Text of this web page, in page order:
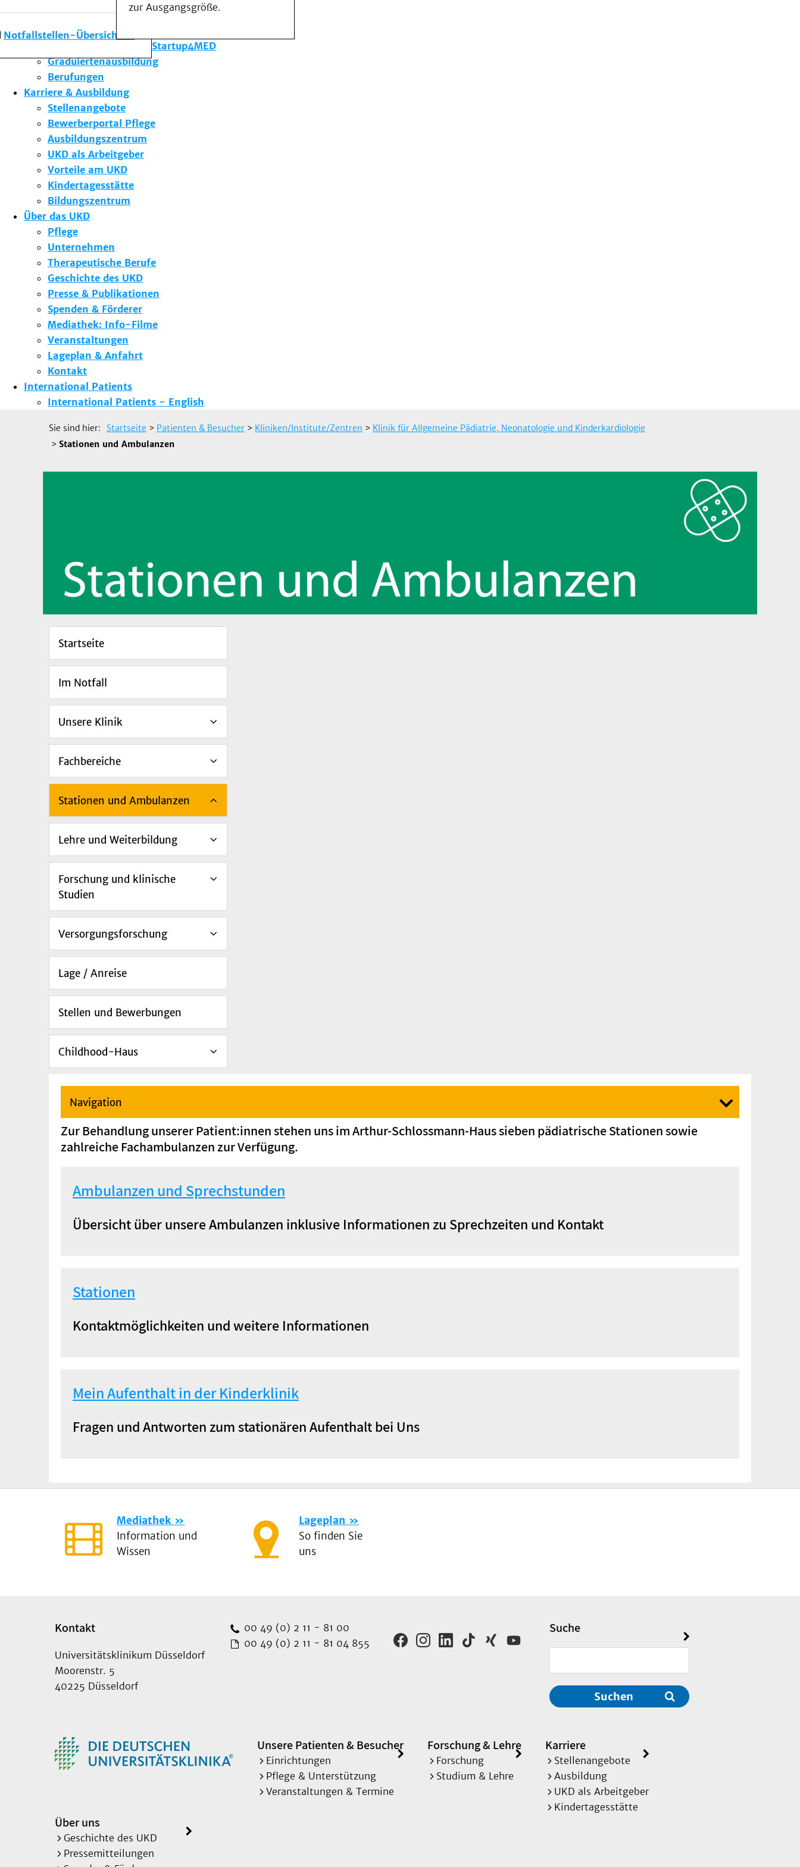
Notfallstellen-Übersicht
zur Ausgangsgröße.
Forschung am UKD
Studium & Lehre
Gründungsförderung Startup4MED
Graduiertenausbildung
Berufungen
Karriere & Ausbildung
Stellenangebote
Bewerberportal Pflege
Ausbildungszentrum
UKD als Arbeitgeber
Vorteile am UKD
Kindertagesstätte
Bildungszentrum
Über das UKD
Pflege
Unternehmen
Therapeutische Berufe
Geschichte des UKD
Presse & Publikationen
Spenden & Förderer
Mediathek: Info-Filme
Veranstaltungen
Lageplan & Anfahrt
Kontakt
International Patients
International Patients - English
Sie sind hier: Startseite > Patienten & Besucher > Kliniken/Institute/Zentren > Klinik für Allgemeine Pädiatrie, Neonatologie und Kinderkardiologie
> Stationen und Ambulanzen
Startseite
Im Notfall
Unsere Klinik
Fachbereiche
Stationen und Ambulanzen
Lehre und Weiterbildung
Forschung und klinische
Studien
Versorgungsforschung
Lage / Anreise
Stellen und Bewerbungen
Childhood-Haus
Navigation
Zur Behandlung unserer Patient:innen stehen uns im Arthur-Schlossmann-Haus sieben pädiatrische Stationen sowie
zahlreiche Fachambulanzen zur Verfügung.
Ambulanzen und Sprechstunden
Übersicht über unsere Ambulanzen inklusive Informationen zu Sprechzeiten und Kontakt
Stationen
Kontaktmöglichkeiten und weitere Informationen
Mein Aufenthalt in der Kinderklinik
Fragen und Antworten zum stationären Aufenthalt bei Uns
Mediathek
Information und
Wissen
Lageplan
So finden Sie
uns
Kontakt
Universitätsklinikum Düsseldorf
Moorenstr. 5
40225 Düsseldorf
00 49 (0) 2 11 - 81 00
00 49 (0) 2 11 - 81 04 855
Suche
Suchen
Unsere Patienten & Besucher
Einrichtungen
Pflege & Unterstützung
Veranstaltungen & Termine
Forschung & Lehre
Forschung
Studium & Lehre
Karriere
Stellenangebote
Ausbildung
UKD als Arbeitgeber
Kindertagesstätte
Über uns
Geschichte des UKD
Pressemitteilungen